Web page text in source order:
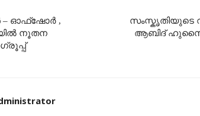
– ഓഫ്‌ഷോര്‍ ,
നൂതന
സംസ്കൃതിയുടെ
ആബിദ്